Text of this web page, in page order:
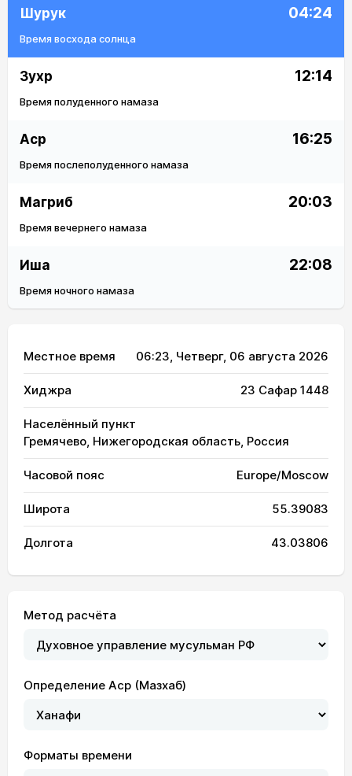
Шурук 04:24
Время восхода солнца
Зухр 12:14
Время полуденного намаза
Аср 16:25
Время послеполуденного намаза
Магриб 20:03
Время вечернего намаза
Иша 22:08
Время ночного намаза
Местное время 06:23, Четверг, 06 августа 2026
Хиджра 23 Сафар 1448
Населённый пункт
Гремячево, Нижегородская область, Россия
Часовой пояс Europe/Moscow
Широта 55.39083
Долгота 43.03806
Метод расчёта
Определение Аср (Мазхаб)
Форматы времени